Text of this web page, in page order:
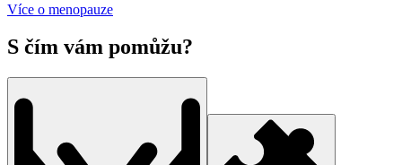
Více o menopauze
S čím vám pomůžu?